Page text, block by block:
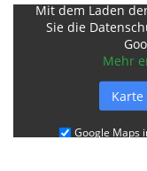
Mit dem Laden
Sie die
Mehr
Google Maps